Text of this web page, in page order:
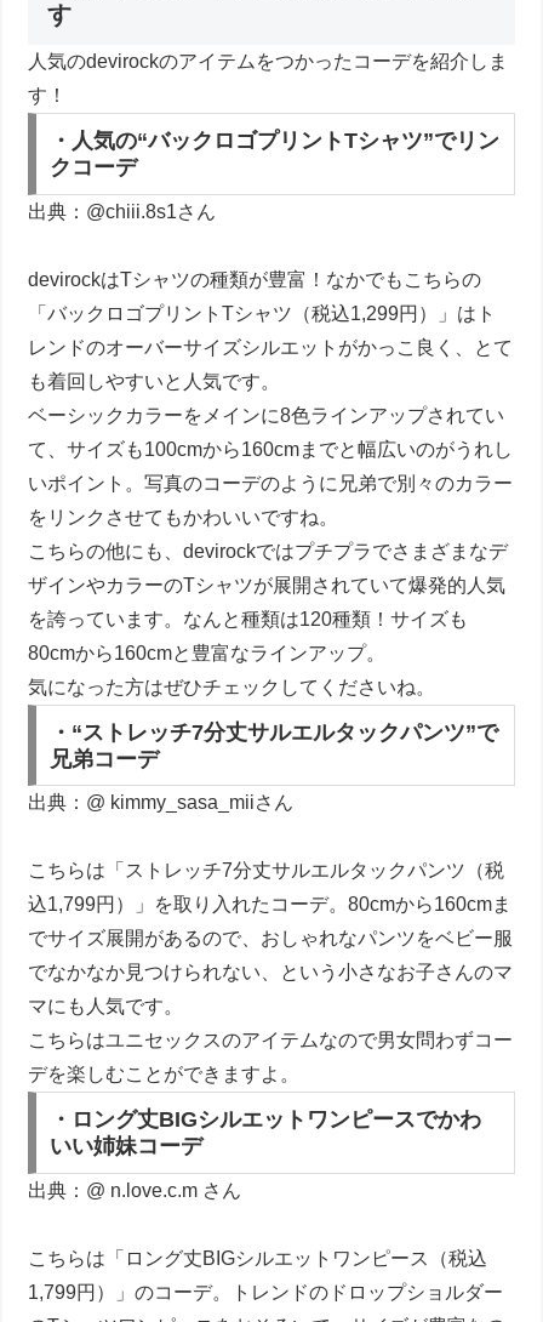
す
人気のdevirockのアイテムをつかったコーデを紹介しま
す！
・人気の“バックロゴプリントTシャツ”でリン
クコーデ
出典：@chiii.8s1さん
devirockはTシャツの種類が豊富！なかでもこちらの
「バックロゴプリントTシャツ（税込1,299円）」はト
レンドのオーバーサイズシルエットがかっこ良く、とて
も着回しやすいと人気です。
ベーシックカラーをメインに8色ラインアップされてい
て、サイズも100cmから160cmまでと幅広いのがうれし
いポイント。写真のコーデのように兄弟で別々のカラー
をリンクさせてもかわいいですね。
こちらの他にも、devirockではプチプラでさまざまなデ
ザインやカラーのTシャツが展開されていて爆発的人気
を誇っています。なんと種類は120種類！サイズも
80cmから160cmと豊富なラインアップ。
気になった方はぜひチェックしてくださいね。
・“ストレッチ7分丈サルエルタックパンツ”で
兄弟コーデ
出典：@ kimmy_sasa_miiさん
こちらは「ストレッチ7分丈サルエルタックパンツ（税
込1,799円）」を取り入れたコーデ。80cmから160cmま
でサイズ展開があるので、おしゃれなパンツをベビー服
でなかなか見つけられない、という小さなお子さんのマ
マにも人気です。
こちらはユニセックスのアイテムなので男女問わずコー
デを楽しむことができますよ。
・ロング丈BIGシルエットワンピースでかわ
いい姉妹コーデ
出典：@ n.love.c.m さん
こちらは「ロング丈BIGシルエットワンピース（税込
1,799円）」のコーデ。トレンドのドロップショルダー